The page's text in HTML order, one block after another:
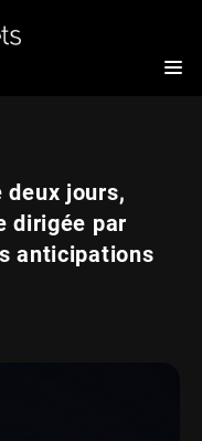
deux jours,
dirigée par
anticipations